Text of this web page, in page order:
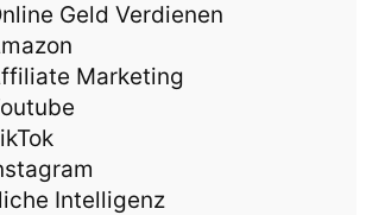
Geld Verdienen
Marketing
Intelligenz